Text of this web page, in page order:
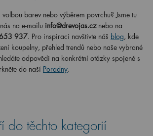
barev nebo výběrem povrchu? Jsme tu
na e-mailu info@drevojas.cz nebo na
937. Pro inspiraci navštivte náš blog, kde
koupelny, přehled trendů nebo naše vybrané
odpovědi na konkrétní otázky spojené s
do naší Poradny.
do těchto kategorií